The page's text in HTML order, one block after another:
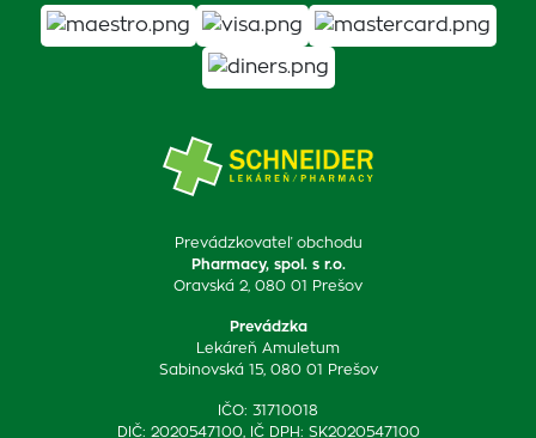
Prevádzkovateľ obchodu
Pharmacy, spol. s r.o.
Oravská 2, 080 01 Prešov
Prevádzka
Lekáreň Amuletum
Sabinovská 15, 080 01 Prešov
IČO: 31710018
DIČ: 2020547100, IČ DPH: SK2020547100